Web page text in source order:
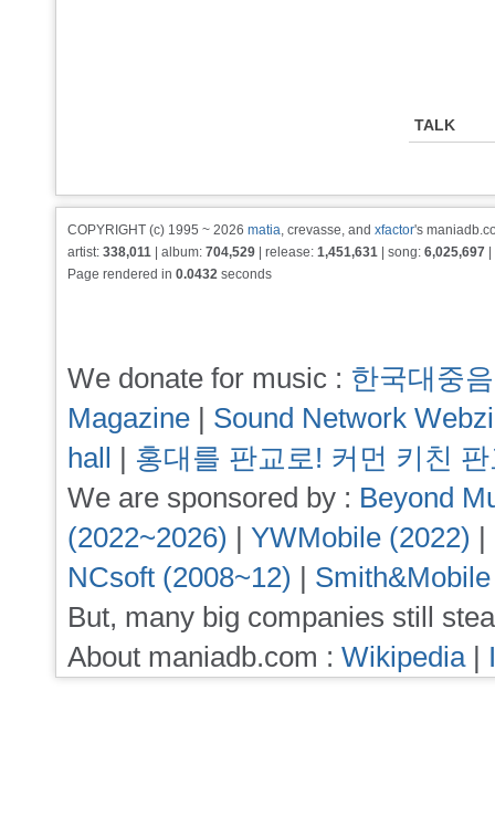
TALK
COPYRIGHT (c) 1995 ~ 2026 matia, crevasse, and xfactor's
artist: 338,011 | album: 704,529 | release: 1,451,631 | song: 6,025,697
Page rendered in 0.0432 seconds
We donate for music : 한국대중
Magazine | Sound Network
hall | 홍대를 판교로! 커먼 키친
We are sponsored by : Beyond
(2022~2026) | YWMobile (2022) |
NCsoft (2008~12) |
But, many big companies still
About maniadb.com : Wikipedia|